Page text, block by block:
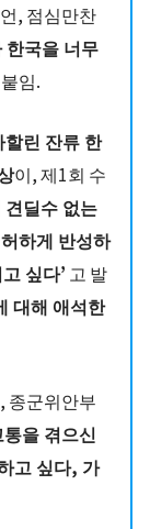
, 점심만찬
한국을 너무
임.
할린 잔류 한
이, 제1회 수
견딜수 없는
하게 반성하
싶다’ 고 발
대해 애석한
종군위안부
을 겪으신
고 싶다, 가